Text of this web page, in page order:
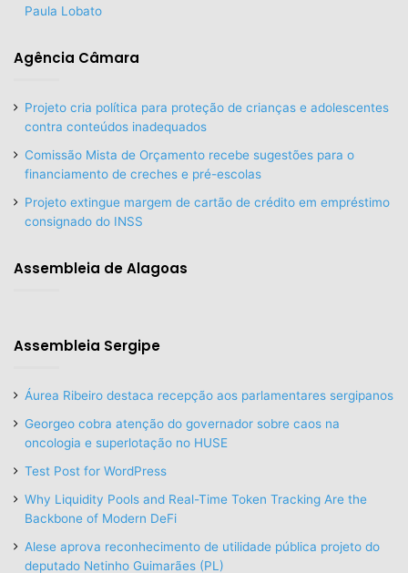
Paula Lobato
Agência Câmara
Projeto cria política para proteção de crianças e adolescentes
contra conteúdos inadequados
Comissão Mista de Orçamento recebe sugestões para o
financiamento de creches e pré-escolas
Projeto extingue margem de cartão de crédito em empréstimo
consignado do INSS
Assembleia de Alagoas
Assembleia Sergipe
Áurea Ribeiro destaca recepção aos parlamentares sergipanos
Georgeo cobra atenção do governador sobre caos na
oncologia e superlotação no HUSE
Test Post for WordPress
Why Liquidity Pools and Real-Time Token Tracking Are the
Backbone of Modern DeFi
Alese aprova reconhecimento de utilidade pública projeto do
deputado Netinho Guimarães (PL)